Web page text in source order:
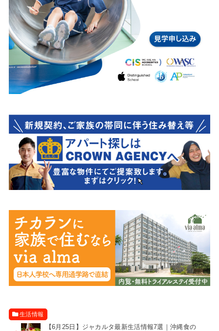
生活情報
【6月25日】ジャカルタ最新生活情報7選｜沖縄食の